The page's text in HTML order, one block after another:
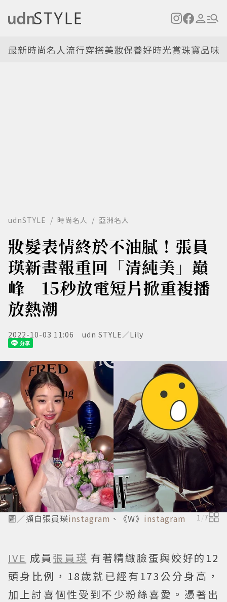
最新時尚名人流行穿搭美妝保養好時光賞珠寶品味
udnSTYLE 時尚名人 亞洲名人
妝髮表情終於不油膩！張員
瑛新畫報重回「清純美」巔
峰 15秒放電短片掀重複播
放熱潮
2022-10-03 11:06 udn STYLE／Lily
圖／擷自張員瑛instagram 、《W》 instagram 1 /7
IVE 成員 張員瑛 有著精緻臉蛋與姣好的12
頭身比例，18歲就已經有173公分身高，
加上討喜個性受到不少粉絲喜愛。憑著出